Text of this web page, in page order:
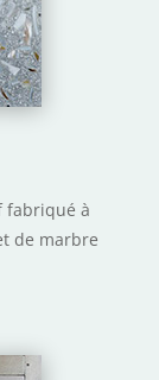
fabriqué à
de marbre